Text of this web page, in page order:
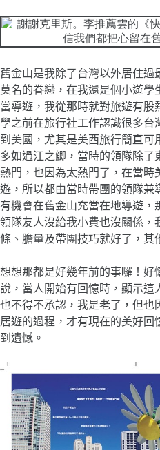
舊金山是我除了台灣以外居住過
莫名的眷戀，在我還是個小遊學
當導遊，我從那時就對旅遊有股
學之前在旅行社工作認識很多台
到美國，尤其是美西旅行簡直可
多如過江之鯽，當時的領隊除了
熱門，也因為太熱門了，在當時
遊，所以都由當時帶團的領隊兼
有機會在舊金山充當在地導遊，
領隊友人沒給我小費也沒關係，
條 、 膽量及帶團技巧就好了，其
想想那都是好幾年前的事囉！好
說，當人開始有回憶時，顯示這
也不得不承認，我是老了，但也
居遊的過程，才有現在的美好回
到遺憾。